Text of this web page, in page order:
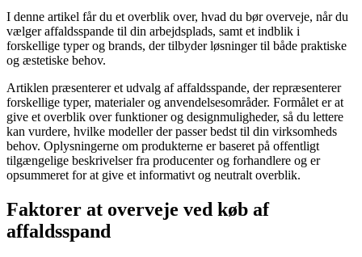
I denne artikel får du et overblik over, hvad du bør overveje, når du
vælger affaldsspande til din arbejdsplads, samt et indblik i
forskellige typer og brands, der tilbyder løsninger til både praktiske
og æstetiske behov.
Artiklen præsenterer et udvalg af affaldsspande, der repræsenterer
forskellige typer, materialer og anvendelsesområder. Formålet er at
give et overblik over funktioner og designmuligheder, så du lettere
kan vurdere, hvilke modeller der passer bedst til din virksomheds
behov. Oplysningerne om produkterne er baseret på offentligt
tilgængelige beskrivelser fra producenter og forhandlere og er
opsummeret for at give et informativt og neutralt overblik.
Faktorer at overveje ved køb af
affaldsspand